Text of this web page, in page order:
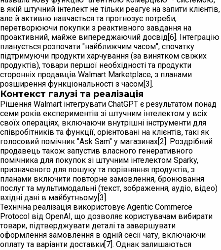
в якій штучний інтелект не тільки реагує на запити клієнтів,
але й активно навчається та прогнозує потреби,
перетворюючи покупки з реактивного завдання на
проактивний, майже випереджаючий досвід[6]. Інтеграцію
планується розпочати "найближчим часом", спочатку
підтримуючи продукти харчування (за винятком свіжих
продуктів), товари першої необхідності та продукти
сторонніх продавців Walmart Marketplace, з планами
розширення функціональності з часом[3].
Контекст галузі та реалізація
Рішення Walmart інтегрувати ChatGPT є результатом понад
семи років експериментів зі штучним інтелектом у всіх
своїх операціях, включаючи внутрішні інструменти для
співробітників та функції, орієнтовані на клієнтів, такі як
голосовий помічник "Ask Sam" у магазинах[2]. Роздрібний
продавець також запустив власного генеративного
помічника для покупок зі штучним інтелектом Sparky,
призначеного для пошуку та порівняння продуктів, з
планами включити повторне замовлення, бронювання
послуг та мультимодальні (текст, зображення, аудіо, відео)
вхідні дані в майбутньому[3].
Технічна реалізація використовує Agentic Commerce
Protocol від OpenAI, що дозволяє користувачам вибирати
товари, підтверджувати деталі та завершувати
оформлення замовлення в одній сесії чату, включаючи
оплату та варіанти доставки[7]. Однак залишаються